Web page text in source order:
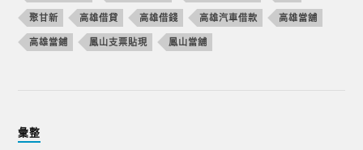
聚甘新 高雄借貸 高雄借錢 高雄汽車借款 高雄當舖
高雄當鋪 鳳山支票貼現 鳳山當舖
彙整